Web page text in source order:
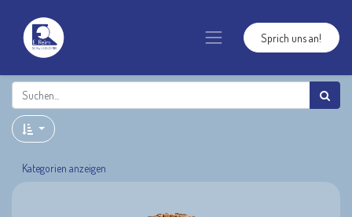
Sprich uns an!
Kategorien anzeigen